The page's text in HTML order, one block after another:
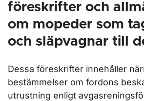
föreskrifter och
om mopeder som
och släpvagnar till
Dessa föreskrifter innehåller
bestämmelser om fordons
utrustning enligt